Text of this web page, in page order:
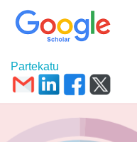
Partekatu